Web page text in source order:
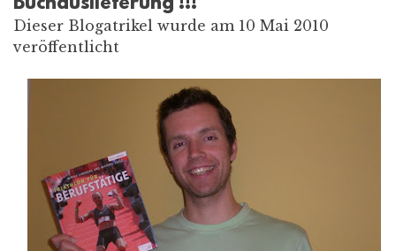
Dieser Blogatrikel wurde am 10 Mai 2010
veröffentlicht